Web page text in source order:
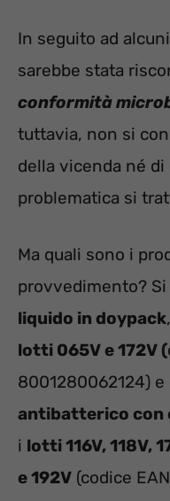
In seguito ad
sarebbe stata
conformità
tuttavia, non si
della vicenda né di
problematica si
Ma quali sono i
provvedimento?
liquido in doypack
lotti 065V e 172V (
8001280062124) e
antibatterico con
i lotti 116V, 118V,
e 192V (codice